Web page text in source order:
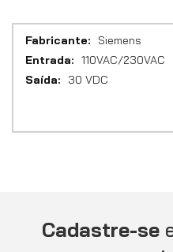
Mais
informações
Siemens
110VAC/230VAC
30 VDC
Cadastre-se